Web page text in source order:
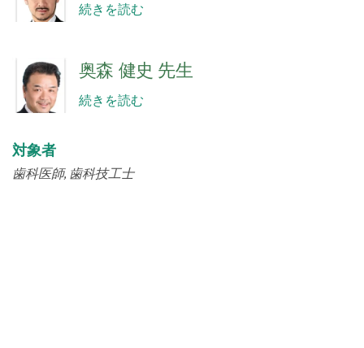
続きを読む
奥森 健史 先生
続きを読む
対象者
歯科医師 歯科技工士